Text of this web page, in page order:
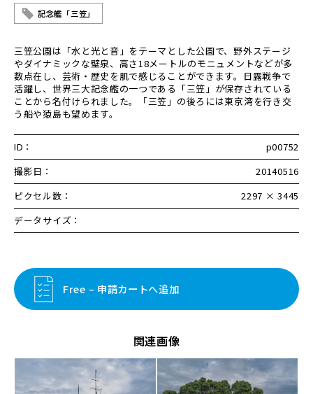
記念艦「三笠」
三笠公園は「水と光と音」をテーマとした公園で、野外ステージ
やダイナミックな壁泉、高さ18メートルのモニュメントなどが多
数点在し、芸術・歴史を肌で感じることができます。日露戦争で
活躍し、世界三大記念艦の一つである「三笠」が保存されている
ことから名付けられました。「三笠」の後ろには東京湾を行き交
う船や猿島も望めます。
ID：
p00752
撮影日：
20140516
ピクセル数：
2297 × 3445
データサイズ：
Free – 申請カートへ追加
関連画像